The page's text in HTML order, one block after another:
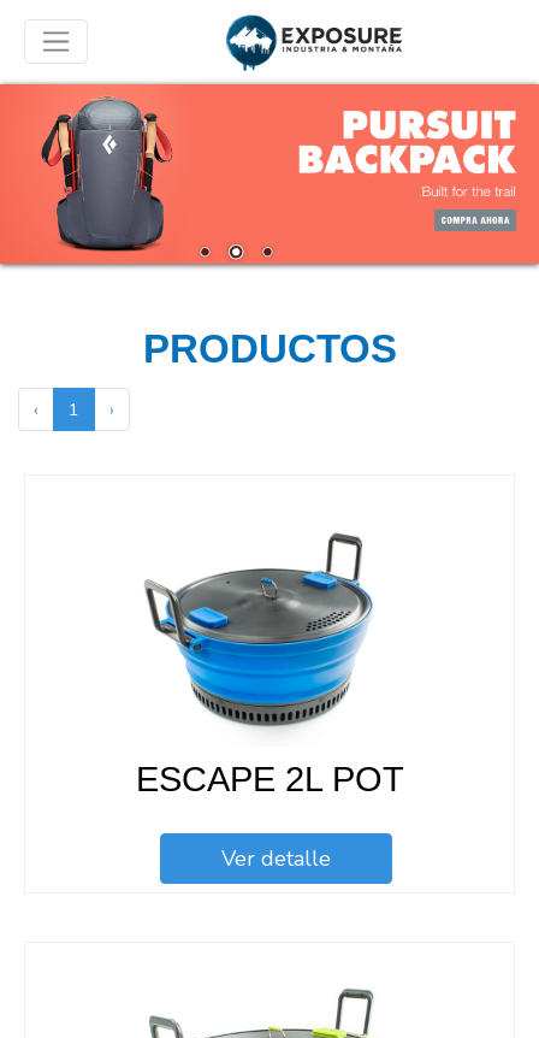
PRODUCTOS
‹ 1 ›
ESCAPE 2L POT
Ver detalle